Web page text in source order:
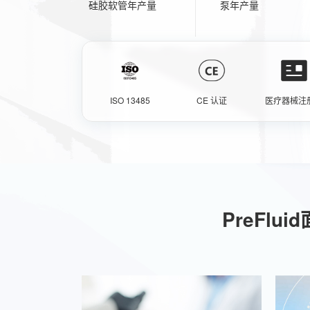
硅胶软管年产量 泵年产量
ISO 13485 CE 认证 医疗器械注
PreFluid